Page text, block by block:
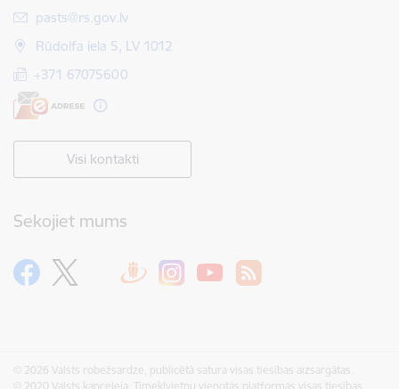
E-pasts:
pasts@rs.gov.lv
Rūdolfa iela 5, LV 1012
+371 67075600
Visi kontakti
Sekojiet mums
© 2026 Valsts robežsardze, publicētā satura visas tiesības aizsargātas.
© 2020 Valsts kanceleja, Tīmekļvietņu vienotās platformas visas tiesības